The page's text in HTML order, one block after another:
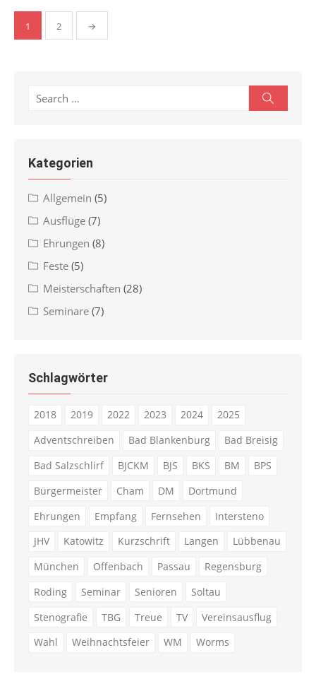
Seitennummerierung
der
1 2 →
Search
Kategorien
Allgemein (5)
Ausflüge (7)
Ehrungen (8)
Feste (5)
Meisterschaften (28)
Seminare (7)
Schlagwörter
2018 2019 2022 2023 2024
2025
Adventschreiben
Bad Blankenburg
Bad Breisig
Bad Salzschlirf
BJCKM BJS BKS BM
BPS
Bürgermeister
Cham DM
Dortmund
Ehrungen
Empfang Fernsehen
Intersteno
JHV
Katowitz Kurzschrift Langen
Lübbenau
München
Offenbach Passau
Regensburg
Roding
Seminar Senioren
Soltau
Stenografie
TBG Treue TV
Vereinsausflug
Wahl
Weihnachtsfeier WM Worms